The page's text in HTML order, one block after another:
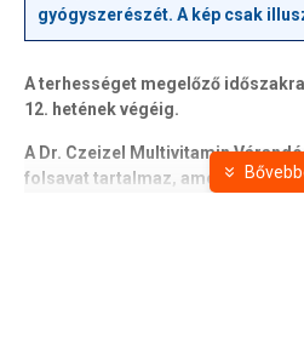
gyógyszerészét. A kép csak
A terhességet megelőző
12. hetének végéig.
A Dr. Czeizel Multivitamin
folsavat tartalmaz, amely az